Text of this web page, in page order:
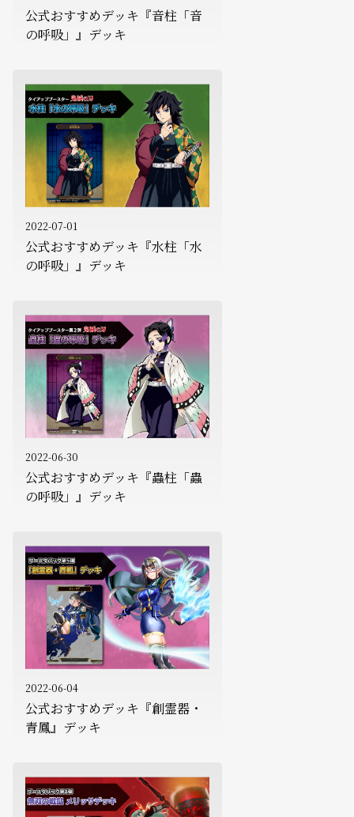
公式おすすめデッキ『音柱「音
の呼吸」』デッキ
2022-07-01
公式おすすめデッキ『水柱「水
の呼吸」』デッキ
2022-06-30
公式おすすめデッキ『蟲柱「蟲
の呼吸」』デッキ
2022-06-04
公式おすすめデッキ『創霊器・
青鳳』デッキ